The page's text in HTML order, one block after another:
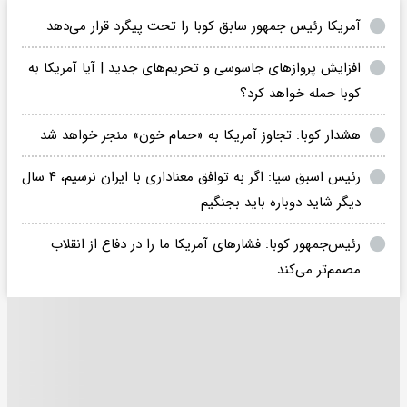
آمریکا رئیس جمهور سابق کوبا را تحت پیگرد قرار می‌دهد
افزایش پروازهای جاسوسی و تحریم‌های جدید | آیا آمریکا به
کوبا حمله خواهد کرد؟
هشدار کوبا: تجاوز آمریکا به «حمام خون» منجر خواهد شد
رئیس اسبق سیا: اگر به توافق معناداری با ایران نرسیم، ۴ سال
دیگر شاید دوباره باید بجنگیم
رئیس‌جمهور کوبا: فشارهای آمریکا ما را در دفاع از انقلاب
مصمم‌تر می‌کند